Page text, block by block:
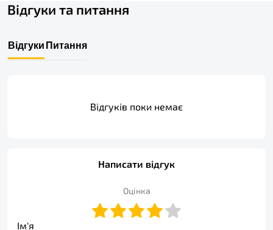
Відгуки та питання
Відгуки Питання
Відгуків поки немає
Написати відгук
Оцінка
Ім'я